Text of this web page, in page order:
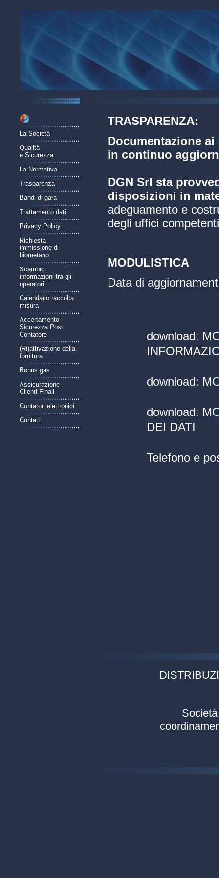
La Società
Qualità
e Sicurezza
La Normativa
Trasparenza
Bandi di gara
Trattamento dati
Privacy Policy
Richiesta
immissione di
biometano
Scambio
informazioni tra gli
operatori
Calendario raccolta
misura
Accertamento
Sicurezza Post
Contatore
(Ri)attivazione della
fornitura
Bonus gas
Assicurazione
Clienti Finali
Contatori elettronici
Contatti
TRASPARENZA:
Documentazione ai
in continuo
DGN Srl sta
disposizioni in
adeguamento e
degli uffici
MODULISTICA
Data di
download:
download:
download:
DEI DATI
Telefono e